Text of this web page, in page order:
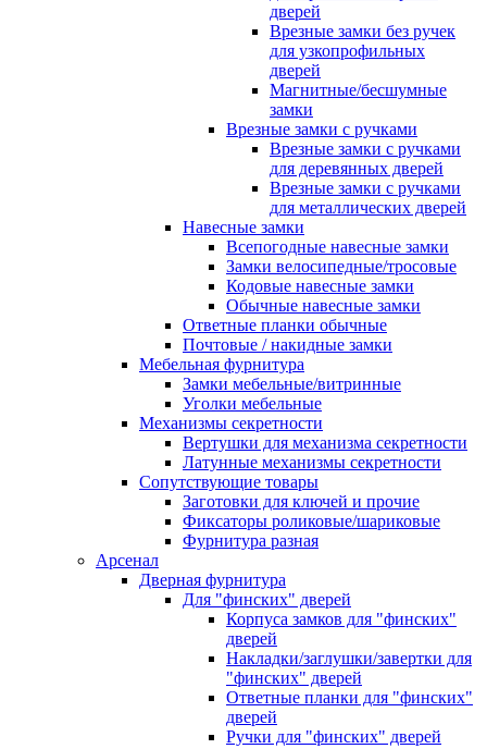
дверей
Врезные замки без ручек
для узкопрофильных
дверей
Магнитные/бесшумные
замки
Врезные замки с ручками
Врезные замки с ручками
для деревянных дверей
Врезные замки с ручками
для металлических дверей
Навесные замки
Всепогодные навесные замки
Замки велосипедные/тросовые
Кодовые навесные замки
Обычные навесные замки
Ответные планки обычные
Почтовые / накидные замки
Мебельная фурнитура
Замки мебельные/витринные
Уголки мебельные
Механизмы секретности
Вертушки для механизма секретности
Латунные механизмы секретности
Сопутствующие товары
Заготовки для ключей и прочие
Фиксаторы роликовые/шариковые
Фурнитура разная
Арсенал
Дверная фурнитура
Для "финских" дверей
Корпуса замков для "финских"
дверей
Накладки/заглушки/завертки для
"финских" дверей
Ответные планки для "финских"
дверей
Ручки для "финских" дверей